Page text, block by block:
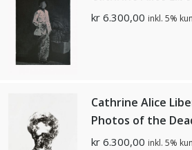
kr 6.300,00 inkl. 5%
Cathrine Alice
Photos of the
kr 6.300,00 inkl. 5%